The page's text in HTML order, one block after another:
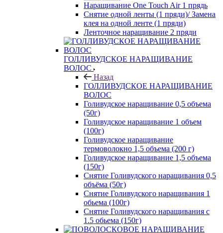
Наращивание One Touch Air 1 прядь
Снятие одной ленты (1 пряди)/ Замена
клея на одной ленте (1 пряди)
Ленточное наращивание 2 пряди
ГОЛЛИВУДСКОЕ НАРАЩИВАНИЕ
ВОЛОС
Назад
ГОЛЛИВУДСКОЕ НАРАЩИВАНИЕ
ВОЛОС
Голивудское наращивание 0,5 объема
(50г)
Голивудское наращивание 1 объем
(100г)
Голивудское наращивание
термоволокно 1,5 объема (200 г)
Голивудское наращивание 1,5 объема
(150г)
Снятие Голивудского наращивания 0,5
объёма (50г)
Снятие Голивудского наращивания 1
обьема (100г)
Снятие Голивудского наращивания с
1.5 обьема (150г)